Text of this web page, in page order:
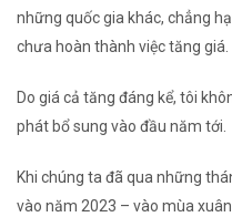
những quốc gia khác, chẳng
chưa hoàn thành việc tăng giá.
Do giá cả tăng đáng kể, tôi
phát bổ sung vào đầu năm tới.
Khi chúng ta đã qua những
vào năm 2023 – vào mùa